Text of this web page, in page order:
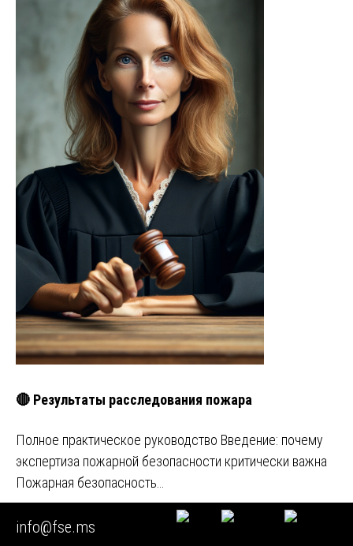
🔴 Результаты расследования пожара
Полное практическое руководство Введение: почему
экспертиза пожарной безопасности критически важна
Пожарная безопасность…
Задавайте любые вопросы
info@fse.ms